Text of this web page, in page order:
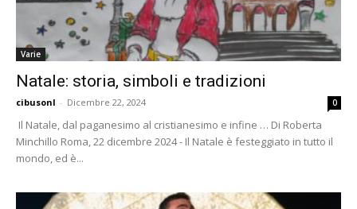
Varie
Natale: storia, simboli e tradizioni
cibusonl - Dicembre 22, 2024 0
Il Natale, dal paganesimo al cristianesimo e infine … Di Roberta
Minchillo Roma, 22 dicembre 2024 - Il Natale è festeggiato in tutto il
mondo, ed è...